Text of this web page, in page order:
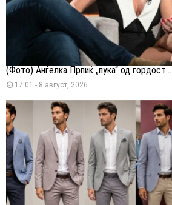
(Фото) Анѓелка Прпиќ „пука“ од гордост...
17:01 - 8 август, 2026